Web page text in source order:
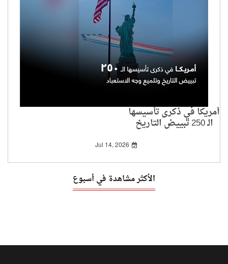
أمريكا في ذكرى تأسيسها
الـ 250 تبييض التاريخ
وتلميع وجه الاستعباد
Jul 14, 2026
الأكثر مشاهدة في أسبوع